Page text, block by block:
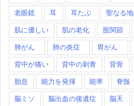
老眼鏡 耳 耳たぶ 聖なる地
肌に優しい 肌の老化 股関節
肺がん 肺の炎症 胃がん
背中が痛い 背中の刺青 背骨
胎息 能力を発揮 能率 脊髄
脳ミソ 脳出血の後遺症 脳天